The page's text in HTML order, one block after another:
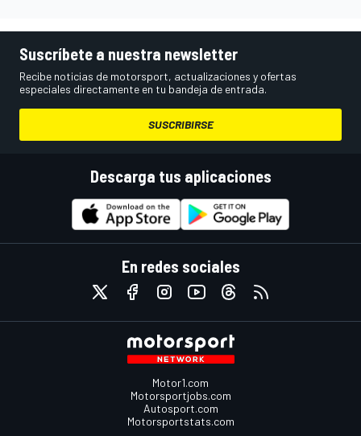
Suscríbete a nuestra newsletter
Recibe noticias de motorsport, actualizaciones y ofertas
especiales directamente en tu bandeja de entrada.
SUSCRIBIRSE
Descarga tus aplicaciones
En redes sociales
Motor1.com
Motorsportjobs.com
Autosport.com
Motorsportstats.com